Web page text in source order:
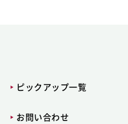
ピックアップ一覧
お問い合わせ